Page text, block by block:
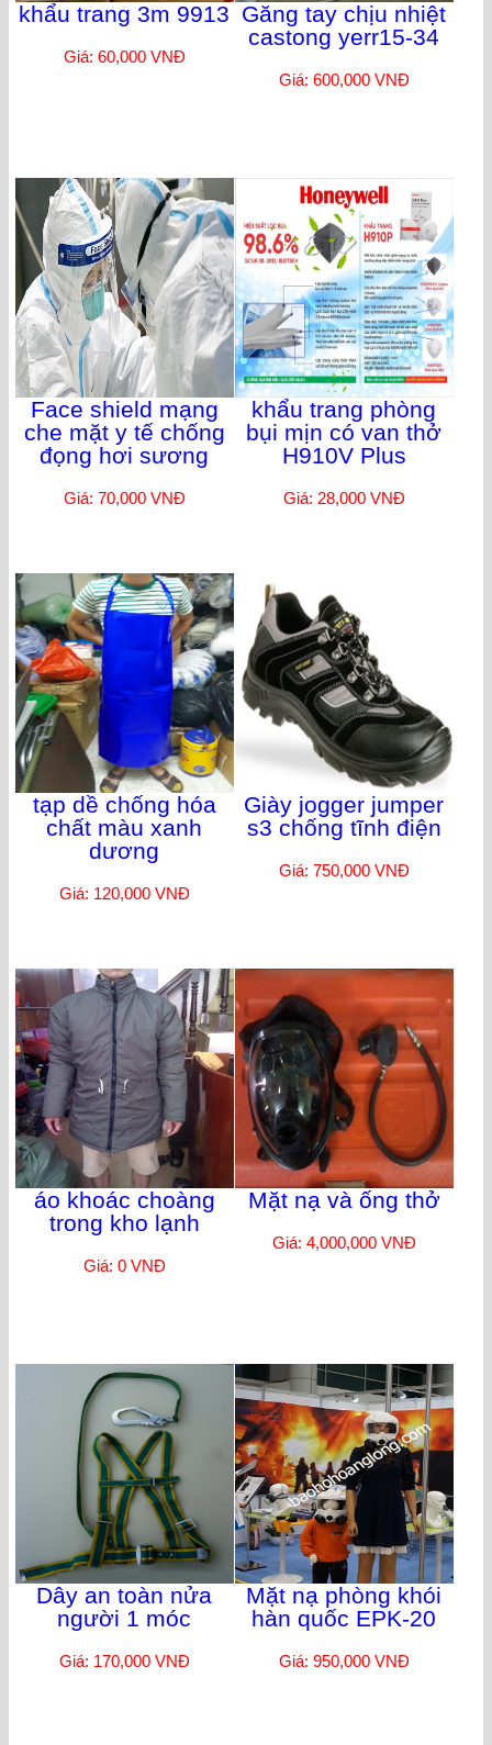
khẩu trang 3m 9913
Giá: 60,000 VNĐ
Găng tay chịu nhiệt
castong yerr15-34
Giá: 600,000 VNĐ
Face shield mạng
che mặt y tế chống
đọng hơi sương
Giá: 70,000 VNĐ
khẩu trang phòng
bụi mịn có van thở
H910V Plus
Giá: 28,000 VNĐ
tạp dề chống hóa
chất màu xanh
dương
Giá: 120,000 VNĐ
Giày jogger jumper
s3 chống tĩnh điện
Giá: 750,000 VNĐ
áo khoác choàng
trong kho lạnh
Giá: 0 VNĐ
Mặt nạ và ống thở
Giá: 4,000,000 VNĐ
Dây an toàn nửa
người 1 móc
Giá: 170,000 VNĐ
Mặt nạ phòng khói
hàn quốc EPK-20
Giá: 950,000 VNĐ